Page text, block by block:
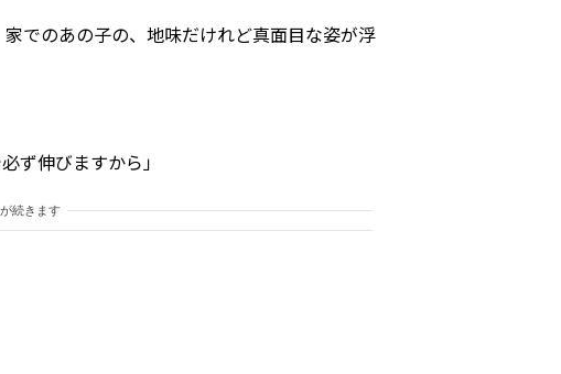
でのあの子の、地味だけれど真面目な姿が浮
ず伸びますから」
続きます